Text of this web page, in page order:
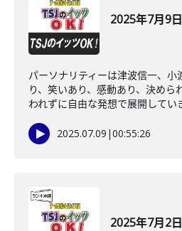
2025年7月9
パーソナリティーは津波信一、小
り、笑いあり、感動あり、決めら
われずに自由な発想で展開してい
2025.07.09 |00:55:26
2025年7月2